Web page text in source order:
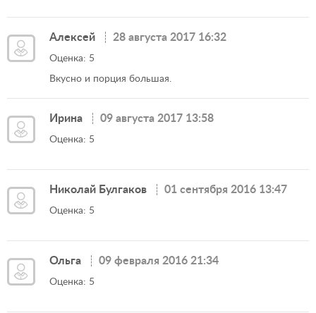
Алексей 28 августа 2017 16:32
Оценка: 5
Вкусно и порция большая.
Ирина 09 августа 2017 13:58
Оценка: 5
Николай Булгаков 01 сентября 2016 13:47
Оценка: 5
Ольга 09 февраля 2016 21:34
Оценка: 5